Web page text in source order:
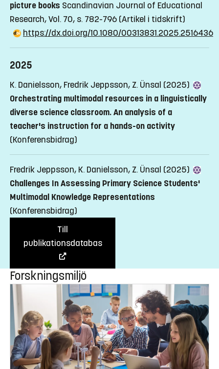
picture books Scandinavian Journal of Educational
Research, Vol. 70, s. 782-796 (Artikel i tidskrift)
https://dx.doi.org/10.1080/00313831.2025.2516436
2025
K. Danielsson, Fredrik Jeppsson, Z. Ünsal (2025)
Orchestrating multimodal resources in a linguistically
diverse science classroom. An analysis of a
teacher's instruction for a hands-on activity
(Konferensbidrag)
Fredrik Jeppsson, K. Danielsson, Z. Ünsal (2025)
Challenges In Assessing Primary Science Students'
Multimodal Knowledge Representations
(Konferensbidrag)
Till
publikationsdatabas
Forskningsmiljö